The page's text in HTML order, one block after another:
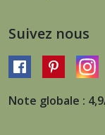
Suivez nous
Note globale :